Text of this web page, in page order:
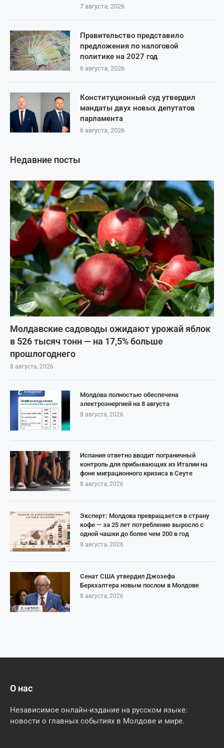
7 августа, 2026
Правительство представило
предложения по налоговой
политике на 2027 год
6 августа, 2026
Конституционный суд утвердил
мандаты двух новых депутатов
парламента
6 августа, 2026
Недавние посты
Молдавские садоводы ожидают урожай яблок
в 526 тысяч тонн — на 17,5% больше
прошлогоднего
8 августа, 2026
Молдова полностью обеспечена
электроэнергией на 8 августа
8 августа, 2026
Испания ответно вводит пограничный
контроль для прибывающих из Италии на
фоне миграционного кризиса в Сеуте
8 августа, 2026
Эксперт: Молдова превращается в страну
кофе — за 25 лет потребление выросло с
одной чашки до более чем 200 в год
8 августа, 2026
Сенат США утвердил Джозефа
Беркхалтера новым послом в Молдове
8 августа, 2026
О нас
Независимое онлайн-издание на русском языке:
новости о главных событиях в Молдове и мире.